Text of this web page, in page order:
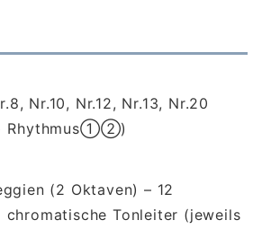
Nr.10, Nr.12, Nr.13, Nr.20
Rhythmus①②)
(2 Oktaven) – 12
chromatische Tonleiter (jeweils